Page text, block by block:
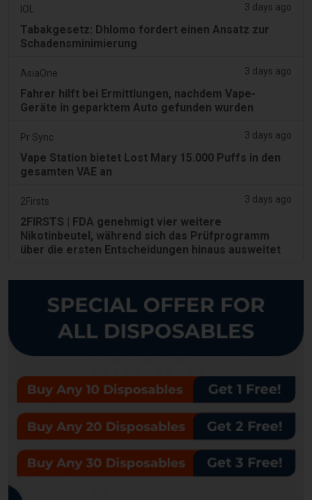
IOL 3 days ago
Tabakgesetz: Dhlomo fordert einen Ansatz zur
Schadensminimierung
AsiaOne 3 days ago
Fahrer hilft bei Ermittlungen, nachdem Vape-
Geräte in geparktem Auto gefunden wurden
Pr Sync 3 days ago
Vape Station bietet Lost Mary 15.000 Puffs in den
gesamten VAE an
2Firsts 3 days ago
2FIRSTS | FDA genehmigt vier weitere
Nikotinbeutel, während sich das Prüfprogramm
über die ersten Entscheidungen hinaus ausweitet